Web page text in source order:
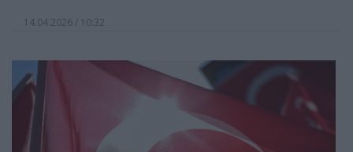
14.04.2026 / 10:32